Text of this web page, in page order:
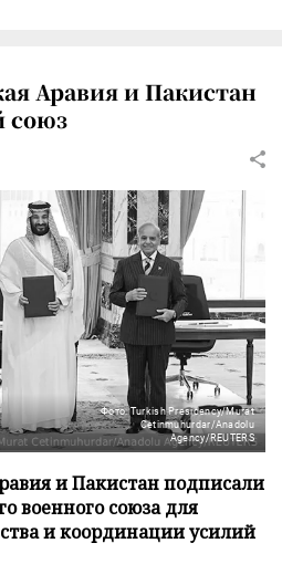
Аравия и Пакистан
союз
Фото: Turkish Presidency/Murat
Cetinmuhurdar/Anadolu
Agency/REUTERS
и Пакистан подписали
военного союза для
и координации усилий